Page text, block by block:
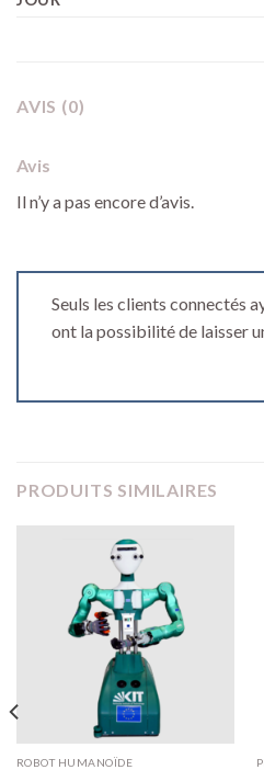
AVIS (0)
Avis
Il n’y a pas encore d’avis.
Seuls les clients connectés
ont la possibilité de laisser
PRODUITS SIMILAIRES
ROBOT HUMANOÏDE